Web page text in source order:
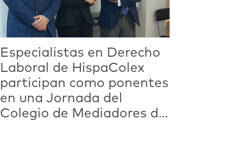
Especialistas en Derecho
Laboral de HispaColex
participan como ponentes
en una Jornada del
Colegio de Mediadores de